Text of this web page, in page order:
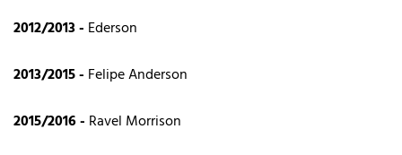
2012/2013 - Ederson
2013/2015 - Felipe Anderson
2015/2016 - Ravel Morrison